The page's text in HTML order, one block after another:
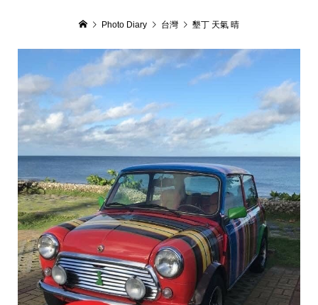
Photo Diary 台灣 墾丁 天氣 晴